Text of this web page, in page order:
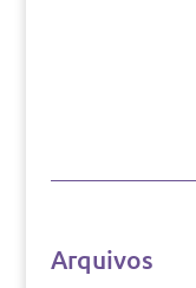
Arquivos